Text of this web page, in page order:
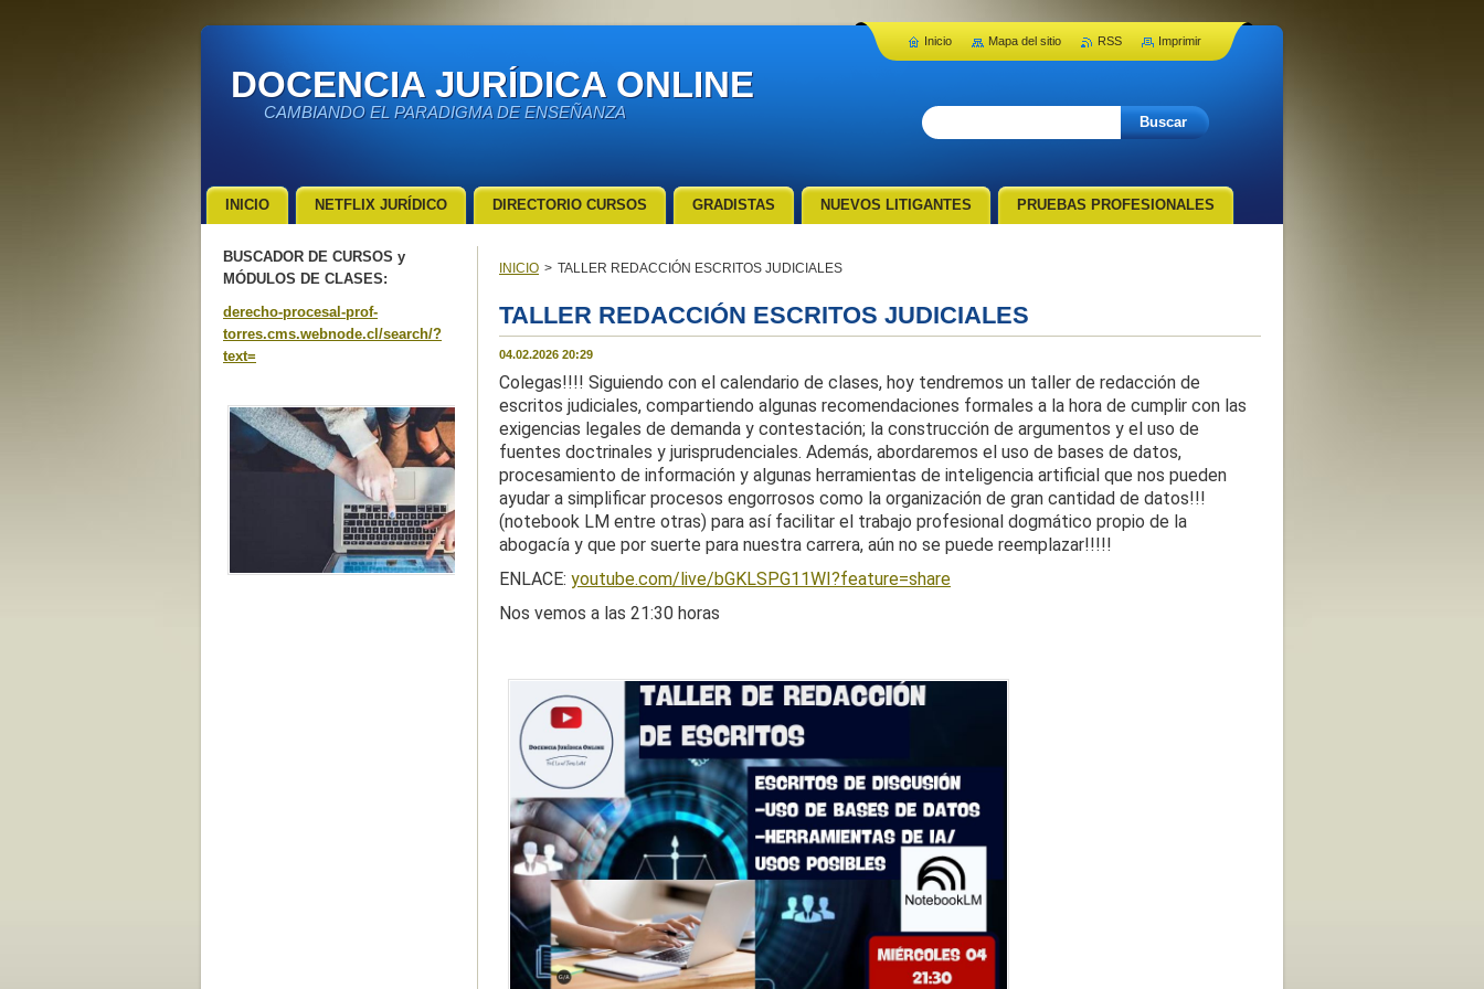
DOCENCIA JURÍDICA ONLINE
CAMBIANDO EL PARADIGMA DE ENSEÑANZA
INICIO > TALLER REDACCIÓN ESCRITOS JUDICIALES
TALLER REDACCIÓN ESCRITOS JUDICIALES
04.02.2026 20:29
Colegas!!!! Siguiendo con el calendario de clases, hoy tendremos un taller de redacción de
escritos judiciales, compartiendo algunas recomendaciones formales a la hora de cumplir con las
exigencias legales de demanda y contestación; la construcción de argumentos y el uso de
fuentes doctrinales y jurisprudenciales. Además, abordaremos el uso de bases de datos,
procesamiento de información y algunas herramientas de inteligencia artificial que nos pueden
ayudar a simplificar procesos engorrosos como la organización de gran cantidad de datos!!!
(notebook LM entre otras) para así facilitar el trabajo profesional dogmático propio de la
abogacía y que por suerte para nuestra carrera, aún no se puede reemplazar!!!!!
ENLACE: youtube.com/live/bGKLSPG11WI?feature=share
Nos vemos a las 21:30 horas
BUSCADOR DE CURSOS y
MÓDULOS DE CLASES:
derecho-procesal-prof-
torres.cms.webnode.cl/search/?
text=
INICIO NETFLIX JURÍDICO DIRECTORIO CURSOS GRADISTAS NUEVOS LITIGANTES PRUEBAS PROFESIONALES
Inicio Mapa del sitio RSS Imprimir